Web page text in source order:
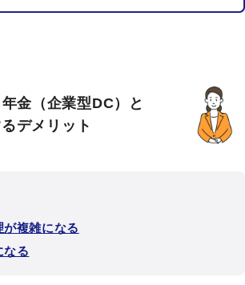
金（企業型DC）と
デメリット
複雑になる
なる